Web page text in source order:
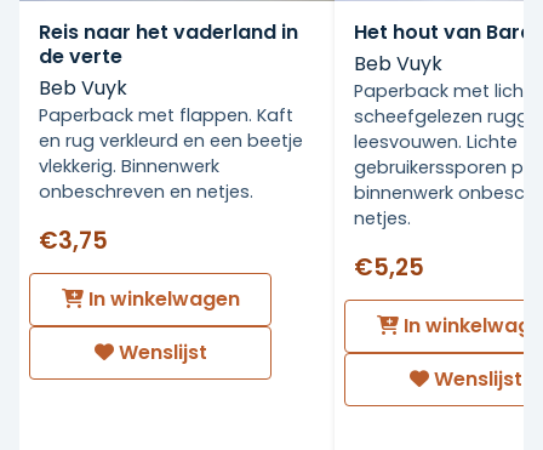
Reis naar het vaderland in
de verte
Beb Vuyk
Paperback met flappen. Kaft
en rug verkleurd en een beetje
vlekkerig. Binnenwerk
onbeschreven en netjes.
€3,75
In winkelwagen
Wenslijst
Het hout van Bara
Beb Vuyk
Paperback met licht
scheefgelezen
leesvouwen. Lichte
gebruikerssporen
binnenwerk
netjes.
€5,25
In
Wenslijst